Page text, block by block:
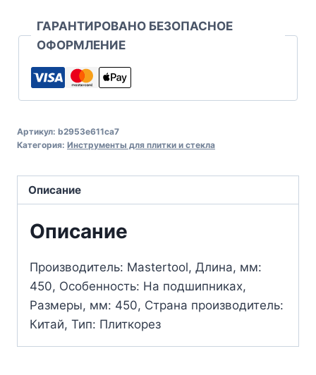
ГАРАНТИРОВАНО БЕЗОПАСНОЕ
ОФОРМЛЕНИЕ
Артикул: b2953e611ca7
Категория: Инструменты для плитки и стекла
Описание
Описание
Производитель: Mastertool, Длина, мм:
450, Особенность: На подшипниках,
Размеры, мм: 450, Страна производитель:
Китай, Тип: Плиткорез